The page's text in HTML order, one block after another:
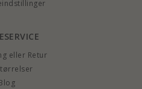
eller Retur